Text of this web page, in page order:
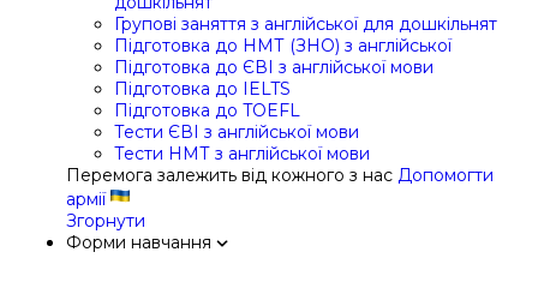
Групові заняття з англійської для дошкільнят
Підготовка до НМТ (ЗНО) з англійської
Підготовка до ЄВІ з англійської мови
Підготовка до IELTS
Підготовка до TOEFL
Тести ЄВІ з англійської мови
Тести НМТ з англійської мови
Перемога залежить від кожного з нас Допомогти
армії
Згорнути
Форми навчання